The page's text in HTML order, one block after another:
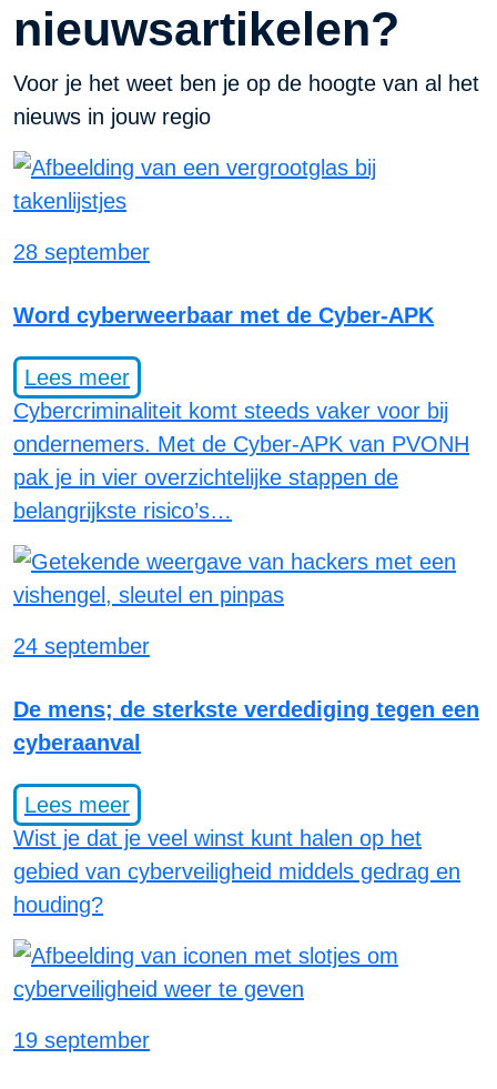
nieuwsartikelen?
Voor je het weet ben je op de hoogte van al het
nieuws in jouw regio
28 september
Word cyberweerbaar met de Cyber-APK
Lees meer
Cybercriminaliteit komt steeds vaker voor bij
ondernemers. Met de Cyber-APK van PVONH
pak je in vier overzichtelijke stappen de
belangrijkste risico’s…
24 september
De mens; de sterkste verdediging tegen een
cyberaanval
Lees meer
Wist je dat je veel winst kunt halen op het
gebied van cyberveiligheid middels gedrag en
houding?
19 september